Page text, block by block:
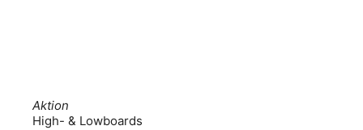
Aktion
High- & Lowboards